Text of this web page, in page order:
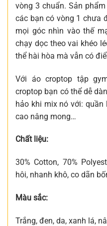
vòng 3 chuẩn. Sản
các bạn có vòng 1 chưa
mọi góc nhìn vào thế
chạy dọc theo vai khéo
thể hài hòa mà vẫn có
Với áo croptop tập
croptop bạn có thể dễ
hảo khi mix nó với:
cao nâng mong…
Chất liệu:
30% Cotton, 70%
hôi, nhanh khô, co dãn
Màu sắc:
Trắng, đen, da, xanh lá,